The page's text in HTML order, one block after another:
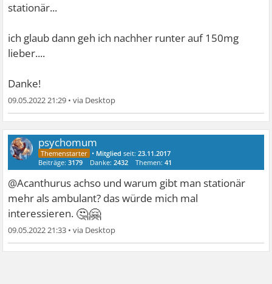
stationär...
ich glaub dann geh ich nachher runter auf 150mg
lieber....
Danke!
09.05.2022 21:29 •
psychomum
• Mitglied seit:23.11.2017
Beiträge:3179 Danke:2432 Themen:41
@Acanthurus achso und warum gibt man stationär
mehr als ambulant? das würde mich mal
interessieren. 🤔🤗
09.05.2022 21:33 •